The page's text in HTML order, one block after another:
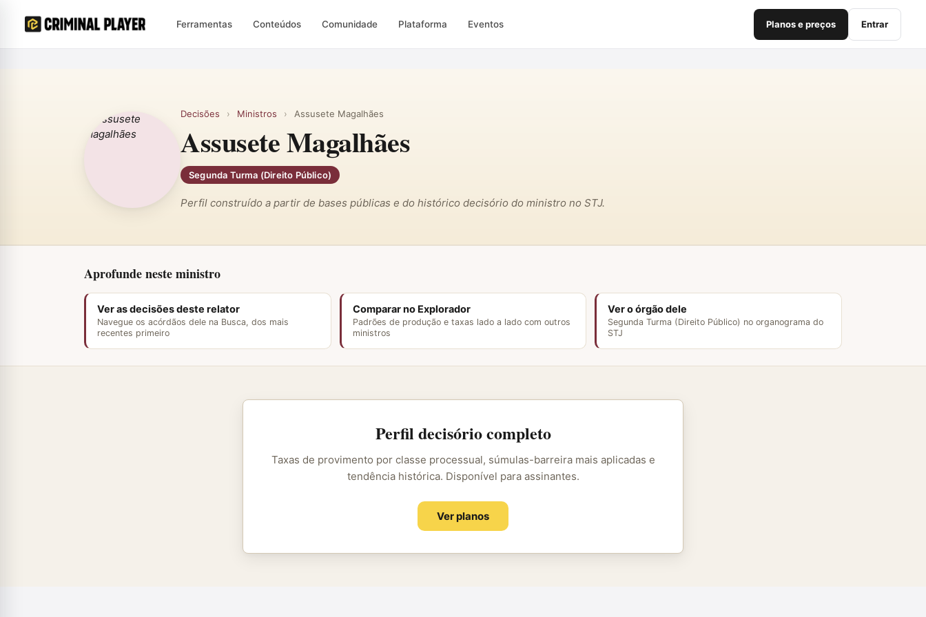
Ferramentas Conteúdos Comunidade Plataforma Eventos Planos e preços Entrar
Decisões › Ministros › Assusete Magalhães
Assusete Magalhães
Segunda Turma (Direito Público)
Perfil construído a partir de bases públicas e do histórico decisório do ministro no STJ.
Aprofunde neste ministro
Ver as decisões deste relator
Navegue os acórdãos dele na Busca, dos mais
recentes primeiro
Comparar no Explorador
Padrões de produção e taxas lado a lado com outros
ministros
Ver o órgão dele
Segunda Turma (Direito Público) no organograma do
STJ
Perfil decisório completo
Taxas de provimento por classe processual, súmulas-barreira mais aplicadas e
tendência histórica. Disponível para assinantes.
Ver planos